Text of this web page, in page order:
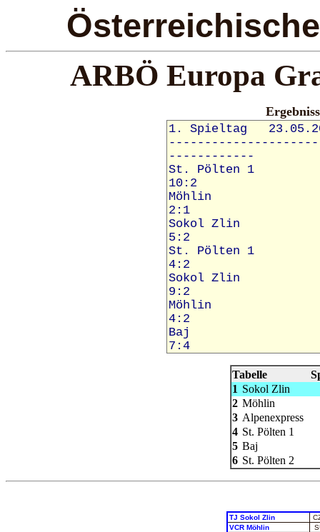
ARBÖ Europa
Tabelle
1 Sokol Zlin
2 Möhlin
3 Alpenexpress
4 St. Pölten 1
5 Baj
6 St. Pölten 2
TJ Sokol Zlin
VCR Möhlin